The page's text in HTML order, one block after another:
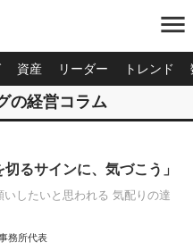
menu
資産 リーダー トレンド
の経営コラム
るサインに、気づこう」
いしたいと思われる 気配りの達
務所代表